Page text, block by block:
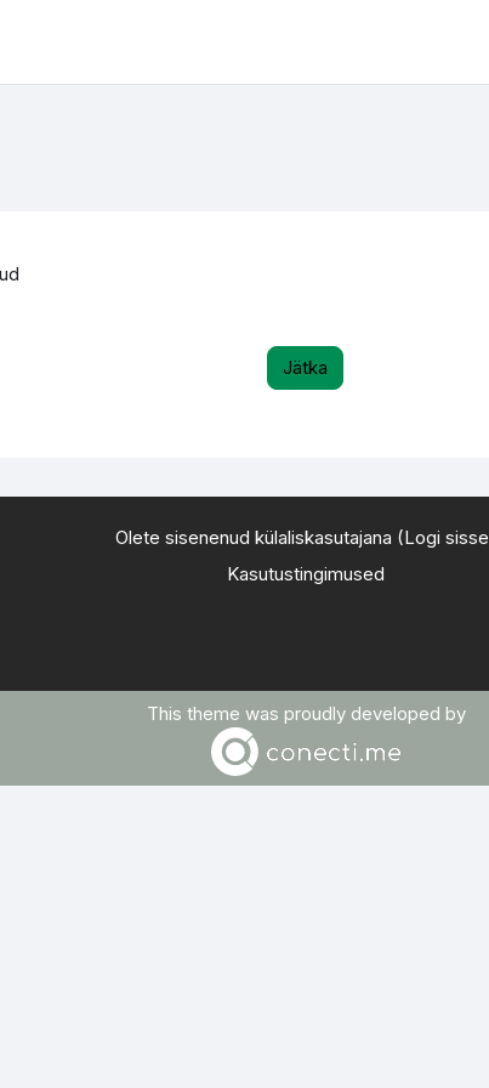
Jätka
Olete sisenenud külaliskasutajana (Logi sisse
Kasutustingimused
This theme was proudly developed by